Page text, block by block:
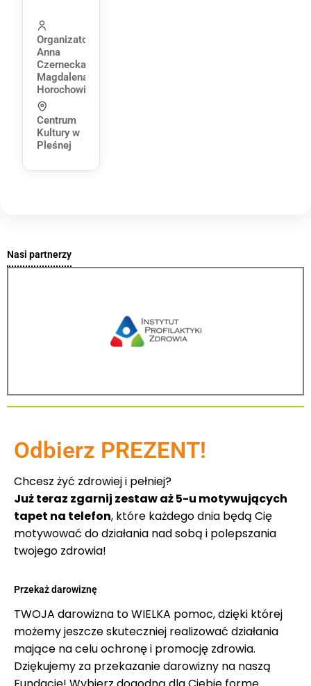
Organizator:
Anna
Czernecka
Magdalena
Horochowik
Centrum
Kultury w
Pleśnej
Nasi partnerzy
Odbierz PREZENT!
Chcesz żyć zdrowiej i pełniej?
Już teraz zgarnij zestaw aż 5-u motywujących
tapet na telefon, które każdego dnia będą Cię
motywować do działania nad sobą i polepszania
twojego zdrowia!
Przekaż darowiznę
TWOJA darowizna to WIELKA pomoc, dzięki której
możemy jeszcze skuteczniej realizować działania
mające na celu ochronę i promocję zdrowia.
Dziękujemy za przekazanie darowizny na naszą